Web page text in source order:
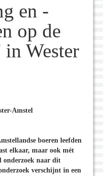
en -
op de
Wester
Amstel
boeren leefden
elkaar, maar ook mét
onderzoek naar dit
verschijnt in een